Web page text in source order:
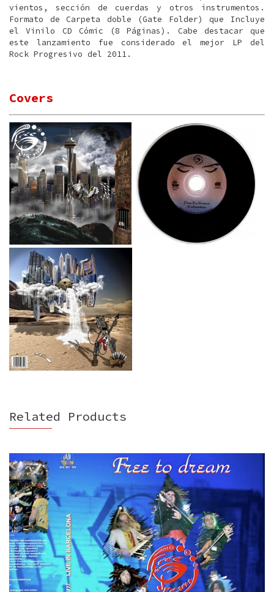
vientos, sección de cuerdas y otros instrumentos.
Formato de Carpeta doble (Gate Folder) que Incluye
el Vinilo CD Cómic (8 Páginas). Cabe destacar que
este lanzamiento fue considerado el mejor LP del
Rock Progresivo del 2011.
Covers
Related Products